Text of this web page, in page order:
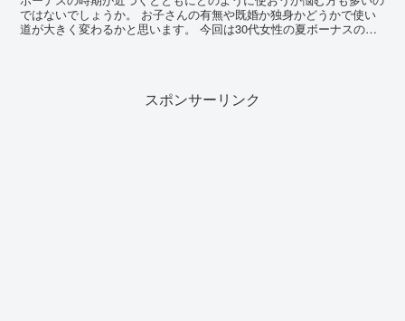
ではないでしょうか。 お子さんの有無や既婚か独身かどうかで使い
道が大きく変わるかと思います。 今回は30代女性の夏ボーナスの使
スポンサーリンク